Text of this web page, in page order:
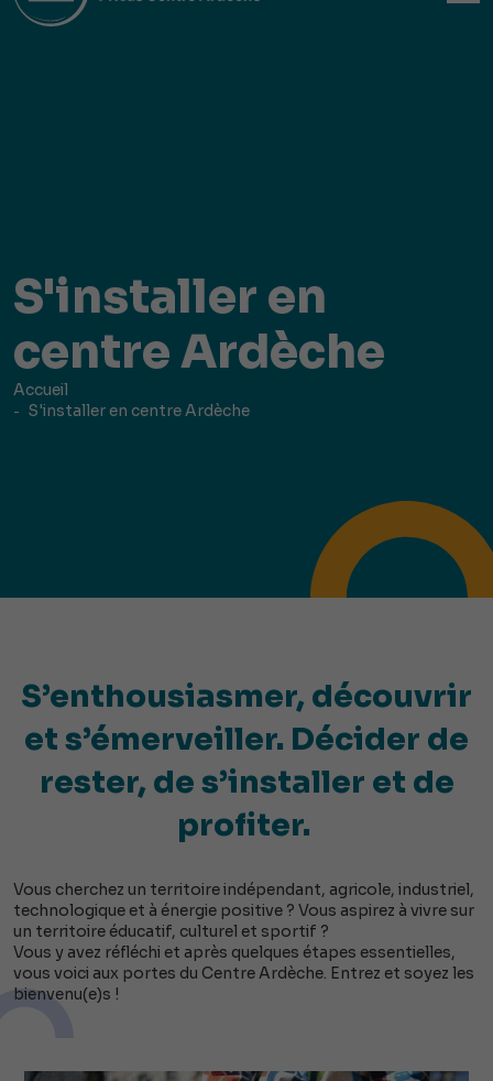
S'installer en
centre Ardèche
Accueil
S'installer en centre Ardèche
S’enthousiasmer, découvrir
et s’émerveiller. Décider de
rester, de s’installer et de
profiter.
Vous cherchez un territoire indépendant, agricole, industriel,
technologique et à énergie positive ? Vous aspirez à vivre sur
un territoire éducatif, culturel et sportif ?
Vous y avez réfléchi et après quelques étapes essentielles,
vous voici aux portes du Centre Ardèche. Entrez et soyez les
bienvenu(e)s !